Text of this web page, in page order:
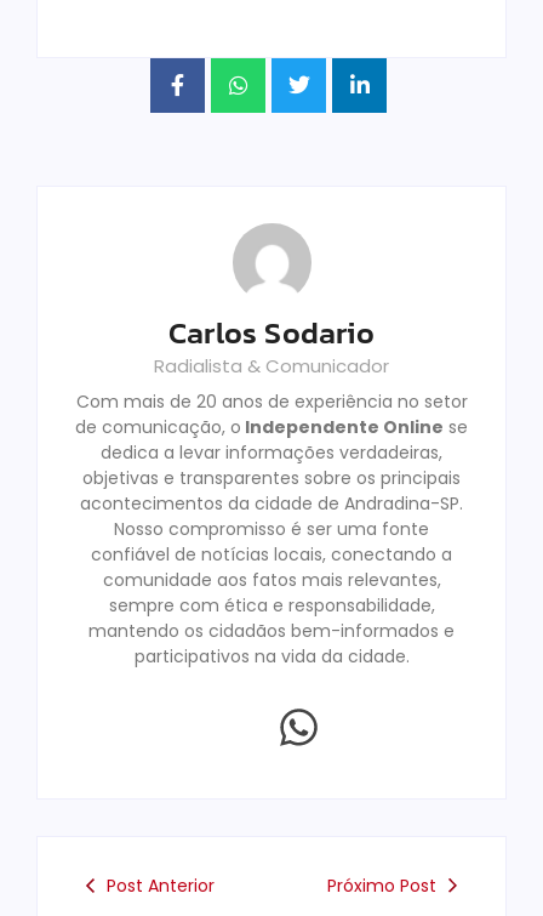
Carlos Sodario
Radialista & Comunicador
Com mais de 20 anos de experiência no setor
de comunicação, o Independente Online se
dedica a levar informações verdadeiras,
objetivas e transparentes sobre os principais
acontecimentos da cidade de Andradina-SP.
Nosso compromisso é ser uma fonte
confiável de notícias locais, conectando a
comunidade aos fatos mais relevantes,
sempre com ética e responsabilidade,
mantendo os cidadãos bem-informados e
participativos na vida da cidade.
Post Anterior Próximo Post